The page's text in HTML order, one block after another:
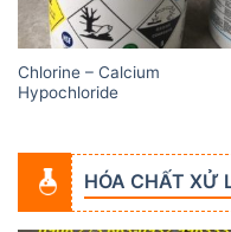
Chlorine – Calcium
Hypochloride
HÓA CHẤT XỬ